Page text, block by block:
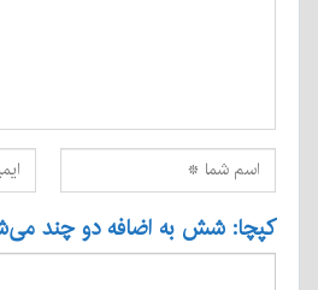
کپچا: شش به اضافه دو چند